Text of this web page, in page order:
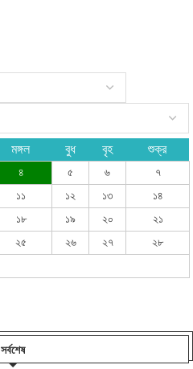
মঙ্গল বুধ বৃহ শুক্র
৪ ৫ ৬
৭
১১ ১২ ১৩
১৪
১৮ ১৯ ২০
২১
২৫ ২৬ ২৭
২৮
সর্বশেষ